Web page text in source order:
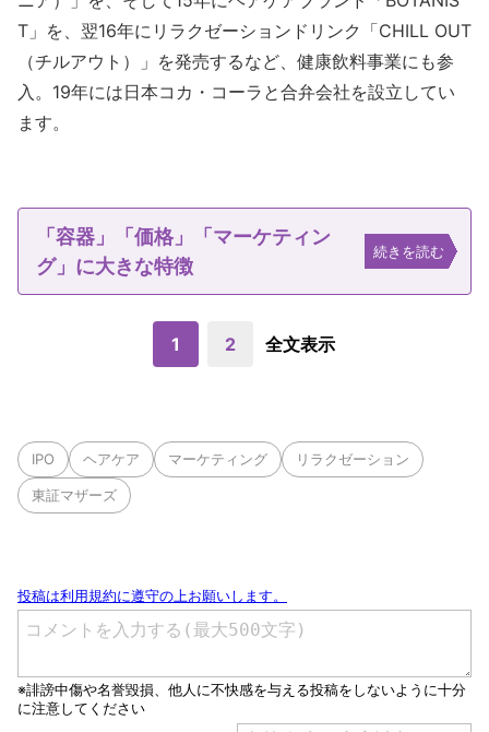
T」を、翌16年にリラクゼーションドリンク「CHILL OUT
（チルアウト）」を発売するなど、健康飲料事業にも参
入。19年には日本コカ・コーラと合弁会社を設立してい
ます。
「容器」「価格」「マーケティン
グ」に大きな特徴
続きを読む
1 2 全文表示
IPO ヘアケア マーケティング リラクゼーション
東証マザーズ